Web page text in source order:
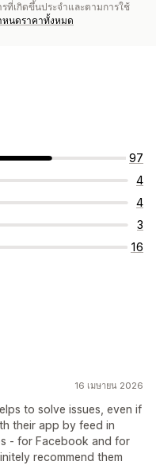
ที่เกิดขึ้นประจำและตามการใช้
หนดราคาทั้งหมด
97
4
4
3
16
16 เมษายน 2026
to solve issues, even if
their app by feed in
- for Facebook and for
recommend them